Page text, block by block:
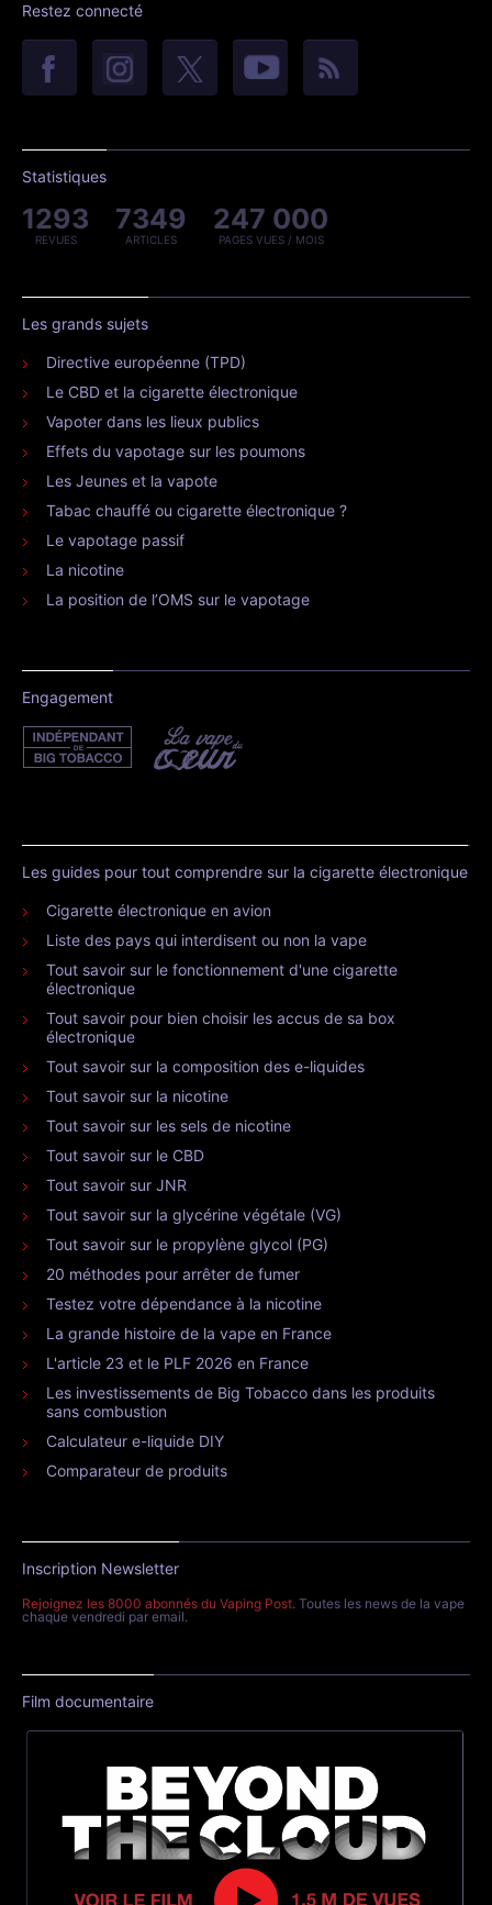
Restez connecté
Statistiques
1293
REVUES
7349
ARTICLES
247 000
PAGES VUES / MOIS
Les grands sujets
Directive européenne (TPD)
Le CBD et la cigarette électronique
Vapoter dans les lieux publics
Effets du vapotage sur les poumons
Les Jeunes et la vapote
Tabac chauffé ou cigarette électronique ?
Le vapotage passif
La nicotine
La position de l’OMS sur le vapotage
Engagement
Les guides pour tout comprendre sur la cigarette électronique
Cigarette électronique en avion
Liste des pays qui interdisent ou non la vape
Tout savoir sur le fonctionnement d'une cigarette
électronique
Tout savoir pour bien choisir les accus de sa box
électronique
Tout savoir sur la composition des e-liquides
Tout savoir sur la nicotine
Tout savoir sur les sels de nicotine
Tout savoir sur le CBD
Tout savoir sur JNR
Tout savoir sur la glycérine végétale (VG)
Tout savoir sur le propylène glycol (PG)
20 méthodes pour arrêter de fumer
Testez votre dépendance à la nicotine
La grande histoire de la vape en France
L'article 23 et le PLF 2026 en France
Les investissements de Big Tobacco dans les produits
sans combustion
Calculateur e-liquide DIY
Comparateur de produits
Inscription Newsletter
Rejoignez les 8000 abonnés du Vaping Post. Toutes les news de la vape
chaque vendredi par email.
Film documentaire